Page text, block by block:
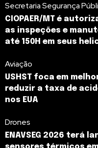
Secretaria Segurança
CIOPAER/MT é
as inspeções e
até 150H em seus
Aviação
USHST foca em
reduzir a taxa de
nos EUA
Drones
ENAVSEG 2026 terá